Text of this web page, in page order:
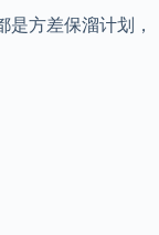
方差保溜计划，